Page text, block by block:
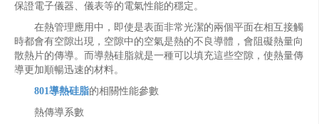
保證電子儀器、儀表等的電氣性能的穩定。
在熱管理應用中，即使是表面非常光潔的兩個平面在相互接觸
時都會有空隙出現，空隙中的空氣是熱的不良導體，會阻礙熱量向
散熱片的傳導。而導熱硅脂就是一種可以填充這些空隙，使熱量傳
導更加順暢迅速的材料。
801導熱硅脂的相關性能參數
熱傳導系數